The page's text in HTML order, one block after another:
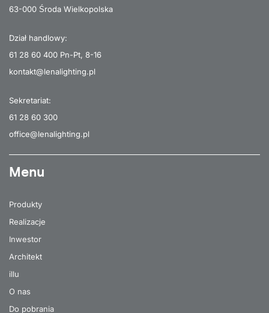
63-000 Środa Wielkopolska
Dział handlowy:
61 28 60 400 Pn-Pt, 8-16
kontakt@lenalighting.pl
Sekretariat:
61 28 60 300
office@lenalighting.pl
Menu
Produkty
Realizacje
Inwestor
Architekt
illu
O nas
Do pobrania